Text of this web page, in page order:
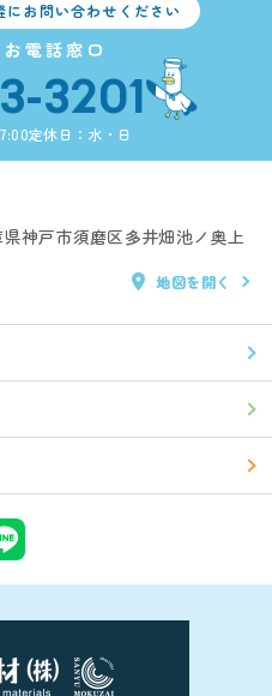
お問い合わせください
電話窓口
3201
定休日：水・日
神戸市須磨区多井畑池ノ奥上
地図を開く